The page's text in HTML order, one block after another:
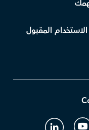
المقبول